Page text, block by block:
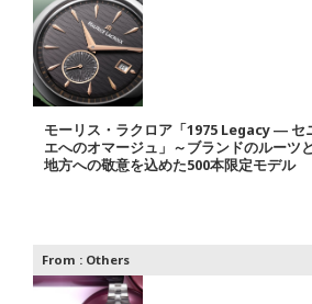
モーリス・ラクロア「1975 Legacy ― セ
エへのオマージュ」～ブランドのルーツ
地方への敬意を込めた500本限定モデル
From : Others